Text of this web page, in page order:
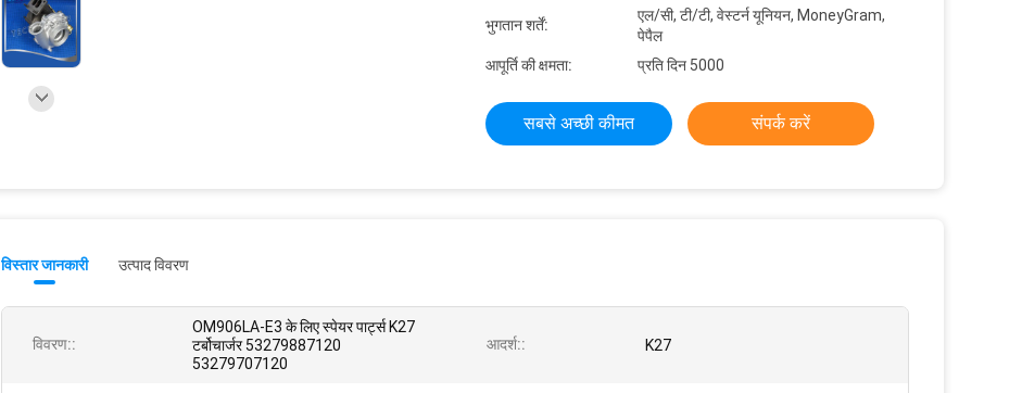
भुगतान शर्तें:
एल/सी, टी/टी, वेस्टर्न यूनियन, MoneyGram,
पेपैल
आपूर्ति की क्षमता:
प्रति दिन 5000
सबसे अच्छी कीमत संपर्क करें
विस्तार जानकारी उत्पाद विवरण
विवरण::
OM906LA-E3 के लिए स्पेयर पार्ट्स K27
टर्बोचार्जर 53279887120
53279707120
आदर्श:: K27